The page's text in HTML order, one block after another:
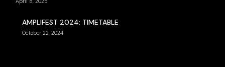
April 8, 2025
AMPLIFEST 2024: TIMETABLE
October 22, 2024